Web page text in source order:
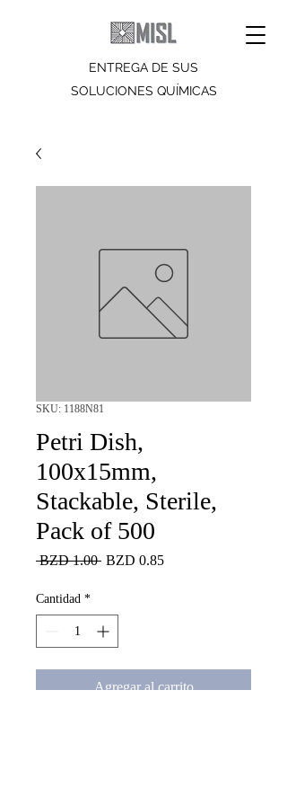
ENTREGA DE SUS
SOLUCIONES QUÍMICAS
SKU: 1188N81
Petri Dish,
100x15mm,
Stackable, Sterile,
Pack of 500
BZD 1.00 Precio
BZD 0.85Precio
Cantidad *
Agregar al carrito